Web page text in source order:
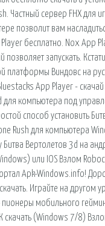
Частный сервер FHX для
позволит вам
бесплатно. Nox App
позволяет запускать.
платформы Виндовс на
App Player -
для компьютера под
способ установить
Rush для компьютера
Вертолетов 3d на
или IOS Взлом
Apk-Windows.info!
Играйте на другом
мобильного
скачать (Windows 7/8)